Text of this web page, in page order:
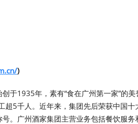
)
于1935年，素有“食在广州第一家”的
超5千人。近年来，集团先后荣获中国
。广州酒家集团主营业务包括餐饮服务